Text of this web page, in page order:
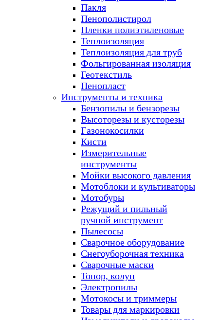
Пакля
Пенополистирол
Пленки полиэтиленовые
Теплоизоляция
Теплоизоляция для труб
Фольгированная изоляция
Геотекстиль
Пенопласт
Инструменты и техника
Бензопилы и бензорезы
Высоторезы и кусторезы
Газонокосилки
Кисти
Измерительные
инструменты
Мойки высокого давления
Мотоблоки и культиваторы
Мотобуры
Режущий и пильный
ручной инструмент
Пылесосы
Сварочное оборудование
Снегоуборочная техника
Сварочные маски
Топор, колун
Электропилы
Мотокосы и триммеры
Товары для маркировки